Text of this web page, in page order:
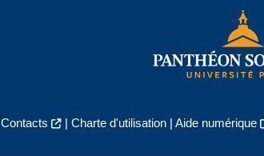
Contacts | Charte d'utilisation| Aide numérique